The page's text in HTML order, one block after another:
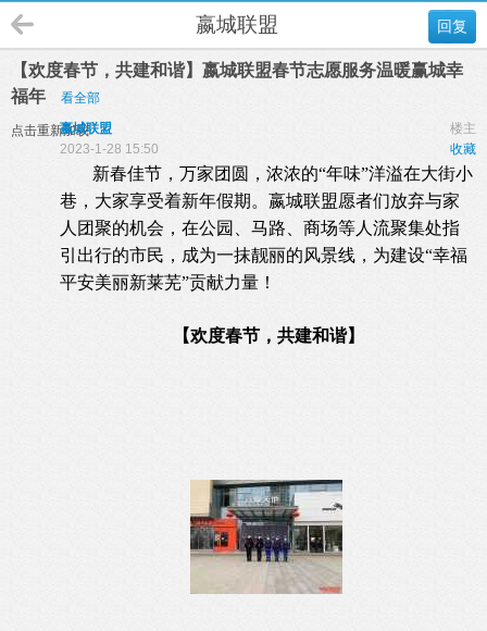
回复
嬴城联盟
【欢度春节，共建和谐】嬴城联盟春节志愿服务温暖赢城幸
福年
看全部
点击重新加载 楼主
嬴城联盟
收藏
2023-1-28 15:50
新春佳节，万家团圆，浓浓的“年味”洋溢在大街小
巷，大家享受着新年假期。嬴城联盟愿者们放弃与家
人团聚的机会，在公园、马路、商场等人流聚集处指
引出行的市民，成为一抹靓丽的风景线，为建设“幸福
平安美丽新莱芜”贡献力量！
【欢度春节，共建和谐】